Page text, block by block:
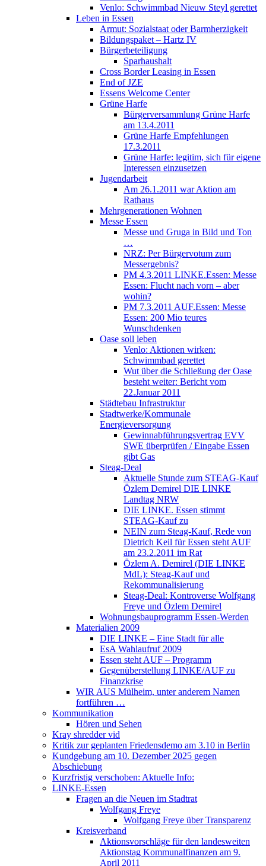
Venlo: Schwimmbad Nieuw Steyl gerettet
Leben in Essen
Armut: Sozialstaat oder Barmherzigkeit
Bildungspaket – Hartz IV
Bürgerbeteiligung
Sparhaushalt
Cross Border Leasing in Essen
End of JZE
Essens Welcome Center
Grüne Harfe
Bürgerversammlung Grüne Harfe
am 13.4.2011
Grüne Harfe Empfehlungen
17.3.2011
Grüne Harfe: legitim, sich für eigene
Interessen einzusetzen
Jugendarbeit
Am 26.1.2011 war Aktion am
Rathaus
Mehrgenerationen Wohnen
Messe Essen
Messe und Gruga in Bild und Ton
…
NRZ: Per Bürgervotum zum
Messergebnis?
PM 4.3.2011 LINKE.Essen: Messe
Essen: Flucht nach vorn – aber
wohin?
PM 7.3.2011 AUF.Essen: Messe
Essen: 200 Mio teures
Wunschdenken
Oase soll leben
Venlo: Aktionen wirken:
Schwimmbad gerettet
Wut über die Schließung der Oase
besteht weiter: Bericht vom
22.Januar 2011
Städtebau Infrastruktur
Stadtwerke/Kommunale
Energieversorgung
Gewinnabführungsvertrag EVV
SWE überprüfen / Eingabe Essen
gibt Gas
Steag-Deal
Aktuelle Stunde zum STEAG-Kauf
Özlem Demirel DIE LINKE
Landtag NRW
DIE LINKE. Essen stimmt
STEAG-Kauf zu
NEIN zum Steag-Kauf, Rede von
Dietrich Keil für Essen steht AUF
am 23.2.2011 im Rat
Özlem A. Demirel (DIE LINKE
MdL): Steag-Kauf und
Rekommunalisierung
Steag-Deal: Kontroverse Wolfgang
Freye und Özlem Demirel
Wohnungsbauprogramm Essen-Werden
Materialien 2009
DIE LINKE – Eine Stadt für alle
EsA Wahlaufruf 2009
Essen steht AUF – Programm
Gegenüberstellung LINKE/AUF zu
Finanzkrise
WIR AUS Mülheim, unter anderem Namen
fortführen …
Kommunikation
Hören und Sehen
Kray shredder vid
Kritik zur geplanten Friedensdemo am 3.10 in Berlin
Kundgebung am 10. Dezember 2025 gegen
Abschiebung
Kurzfristig verschoben: Aktuelle Info:
LINKE-Essen
Fragen an die Neuen im Stadtrat
Wolfgang Freye
Wolfgang Freye über Transparenz
Kreisverband
Aktionsvorschläge für den landesweiten
Aktionstag Kommunalfinanzen am 9.
April 2011